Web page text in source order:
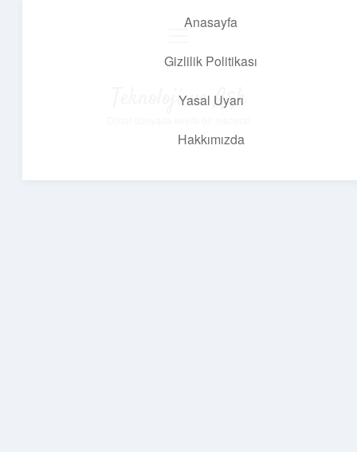
Anasayfa
Gizlilik Politikası
Yasal Uyarı
Hakkımızda
Teknoloji ve Aşk